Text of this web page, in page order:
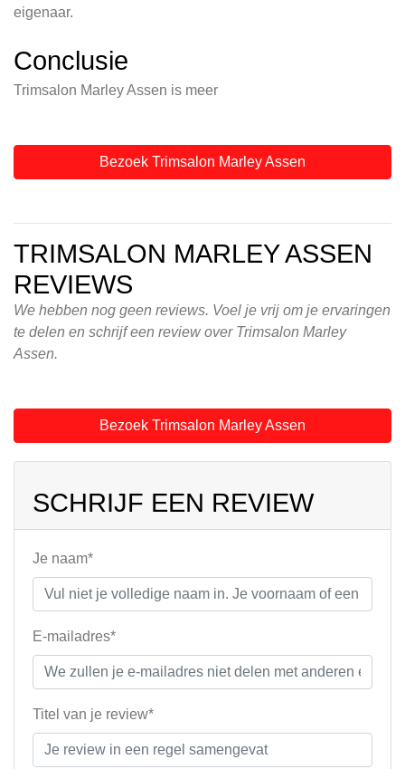
eigenaar.
Conclusie
Trimsalon Marley Assen is meer
Bezoek Trimsalon Marley Assen
TRIMSALON MARLEY ASSEN
REVIEWS
We hebben nog geen reviews. Voel je vrij om je ervaringen
te delen en schrijf een review over Trimsalon Marley
Assen.
Bezoek Trimsalon Marley Assen
SCHRIJF EEN REVIEW
Je naam*
E-mailadres*
Titel van je review*